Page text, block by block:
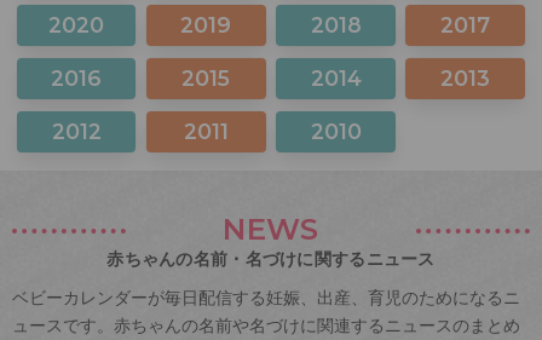
2020 2019 2018 2017
2016 2015 2014 2013
2012 2011 2010
NEWS
赤ちゃんの名前・名づけに関するニュース
ベビーカレンダーが毎日配信する妊娠、出産、育児のためになるニ
ュースです。赤ちゃんの名前や名づけに関連するニュースのまとめ